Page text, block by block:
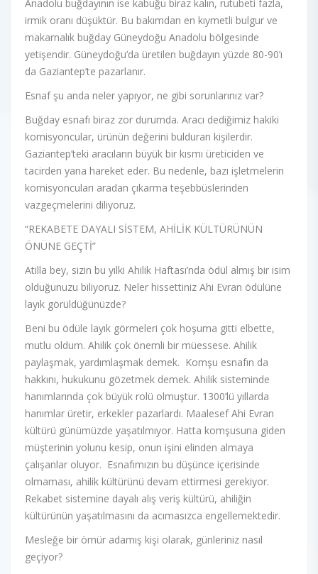
Anadolu buğdayının ise kabuğu biraz kalın, rutubeti fazla,
irmik oranı düşüktür. Bu bakımdan en kıymetli bulgur ve
makarnalık buğday Güneydoğu Anadolu bölgesinde
yetişendir. Güneydoğu’da üretilen buğdayın yüzde 80-90’ı
da Gaziantep’te pazarlanır.
Esnaf şu anda neler yapıyor, ne gibi sorunlarınız var?
Buğday esnafı biraz zor durumda. Aracı dediğimiz hakiki
komisyoncular, ürünün değerini bulduran kişilerdir.
Gaziantep’teki aracıların büyük bir kısmı üreticiden ve
tacirden yana hareket eder. Bu nedenle, bazı işletmelerin
komisyoncuları aradan çıkarma teşebbüslerinden
vazgeçmelerini diliyoruz.
“REKABETE DAYALI SİSTEM, AHİLİK KÜLTÜRÜNÜN
ÖNÜNE GEÇTİ”
Atilla bey, sizin bu yılki Ahilik Haftası’nda ödül almış bir isim
olduğunuzu biliyoruz. Neler hissettiniz Ahi Evran ödülüne
layık görüldüğünüzde?
Beni bu ödüle layık görmeleri çok hoşuma gitti elbette,
mutlu oldum. Ahilik çok önemli bir müessese. Ahilik
paylaşmak, yardımlaşmak demek. Komşu esnafın da
hakkını, hukukunu gözetmek demek. Ahilik sisteminde
hanımlarında çok büyük rolü olmuştur. 1300’lü yıllarda
hanımlar üretir, erkekler pazarlardı. Maalesef Ahi Evran
kültürü günümüzde yaşatılmıyor. Hatta komşusuna giden
müşterinin yolunu kesip, onun işini elinden almaya
çalışanlar oluyor. Esnafımızın bu düşünce içerisinde
olmaması, ahilik kültürünü devam ettirmesi gerekiyor.
Rekabet sistemine dayalı alış veriş kültürü, ahiliğin
kültürünün yaşatılmasını da acımasızca engellemektedir.
Mesleğe bir ömür adamış kişi olarak, günleriniz nasıl
geçiyor?